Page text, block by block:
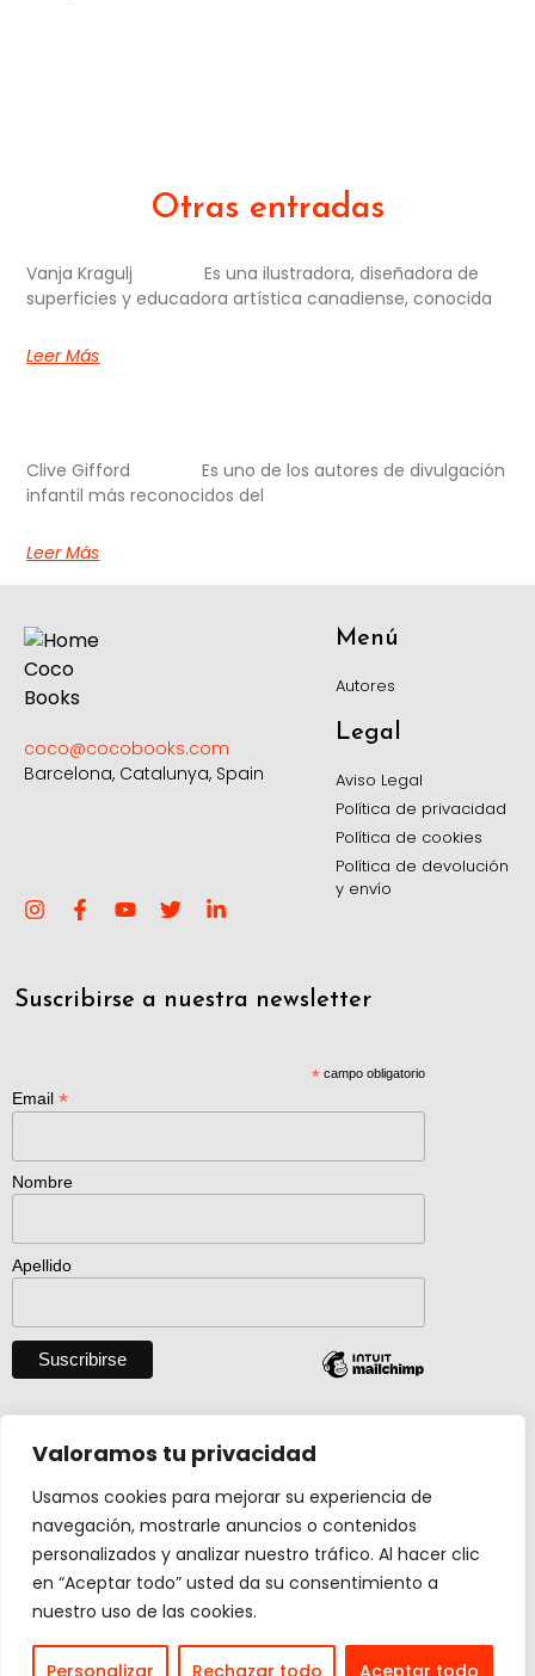
Valoramos tu privacidad
Usamos cookies para mejorar su experiencia de
navegación, mostrarle anuncios o contenidos
personalizados y analizar nuestro tráfico. Al hacer clic
en “Aceptar todo” usted da su consentimiento a
nuestro uso de las cookies.
Personalizar Rechazar todo Aceptar todo
Otras entradas
Vanja Kragulj Es una ilustradora, diseñadora de
superficies y educadora artística canadiense, conocida
Leer Más
Clive Gifford Es uno de los autores de divulgación
infantil más reconocidos del
Leer Más
coco@cocobooks.com
Barcelona, Catalunya, Spain
Menú
Autores
Legal
Aviso Legal
Política de privacidad
Política de cookies
Política de devolución
y envío
Suscribirse a nuestra newsletter
*campo obligatorio
Email *
Nombre
Apellido
Descargar catálogo entero en pdf
Actividad creada con el apoyo de
Ministerio Cultura y Deporte.
Design bycarmengalan.com